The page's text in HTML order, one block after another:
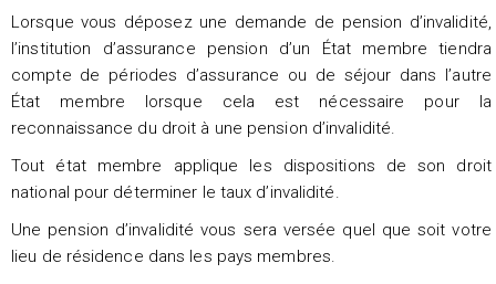
Lorsque vous déposez une demande de pension d’invalidité,
l’institution d’assurance pension d’un État membre tiendra
compte de périodes d’assurance ou de séjour dans l’autre
État membre lorsque cela est nécessaire pour la
reconnaissance du droit à une pension d’invalidité.
Tout état membre applique les dispositions de son droit
national pour déterminer le taux d’invalidité.
Une pension d’invalidité vous sera versée quel que soit votre
lieu de résidence dans les pays membres.